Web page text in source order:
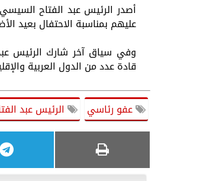
عليهم بمناسبة الاحتفال بعيد
وفي سياق آخر شارك الرئيس
قادة عدد من الدول العربية
عفو رئاسي الرئيس عبد